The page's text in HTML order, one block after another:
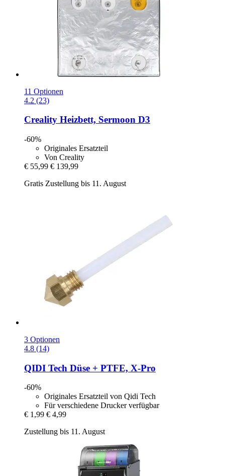
11 Optionen
4.2 (23)
Creality Heizbett, Sermoon D3
-60%
Originales Ersatzteil
Von Creality
€ 55,99 € 139,99
Gratis Zustellung bis 11. August
3 Optionen
4.8 (14)
QIDI Tech Düse + PTFE, X-​Pro
-60%
Originales Ersatzteil von Qidi Tech
Für verschiedene Drucker verfügbar
€ 1,99 € 4,99
Zustellung bis 11. August